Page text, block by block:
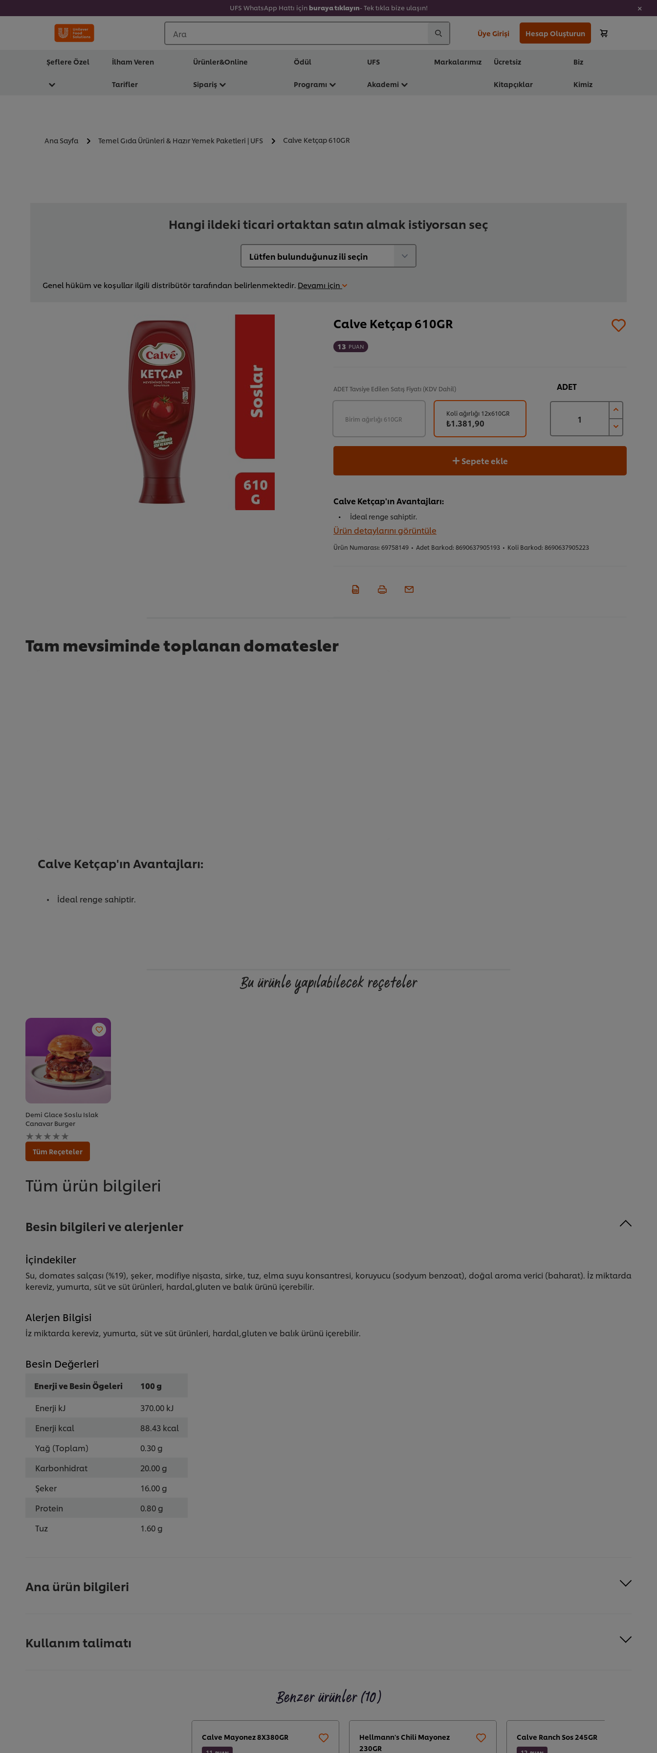
UFS WhatsApp Hattı için buraya tıklayın- Tek tıkla bize ulaşın!
Ara Üye Girişi Hesap Oluşturun
Şeflere Özel İlham Veren
Tarifler
Ürünler&Online
Sipariş
Ödül
Programı
UFS
Akademi
Markalarımız Ücretsiz
Kitapçıklar
Biz
Kimiz
Ana Sayfa Temel Gıda Ürünleri & Hazır Yemek Paketleri | UFS Calve Ketçap 610GR
Hangi ildeki ticari ortaktan satın almak istiyorsan seç
Genel hüküm ve koşullar ilgili distribütör tarafından belirlenmektedir. Devamı için
Calve Ketçap 610GR
13 PUAN
ADETTavsiye Edilen Satış Fiyatı (KDV Dahil) ADET
Birim ağırlığı 610GR
Koli ağırlığı 12x610GR
₺1.381,90
Sepete ekle
Calve Ketçap'ın Avantajları:
İdeal renge sahiptir.
Ürün detaylarını görüntüle
Ürün Numarası: 69758149 • Adet Barkod: 8690637905193 • Koli Barkod: 8690637905223
Tam mevsiminde toplanan domatesler
Calve Ketçap'ın Avantajları:
İdeal renge sahiptir.
Bu ürünle yapılabilecek reçeteler
Demi Glace Soslu Islak
Canavar Burger
Bu
recipe
için
değerlendirme
Tüm Reçeteler
Tüm ürün bilgileri
Besin bilgileri ve alerjenler
İçindekiler
Su, domates salçası (%19), şeker, modifiye nişasta, sirke, tuz, elma suyu konsantresi, koruyucu (sodyum benzoat), doğal aroma verici (baharat). İz miktarda
kereviz, yumurta, süt ve süt ürünleri, hardal,gluten ve balık ürünü içerebilir.
Alerjen Bilgisi
İz miktarda kereviz, yumurta, süt ve süt ürünleri, hardal,gluten ve balık ürünü içerebilir.
Besin Değerleri
Enerji ve Besin Ögeleri
100 g
Enerji kJ
370.00 kJ
Enerji kcal
88.43 kcal
Yağ (Toplam)
0.30 g
Karbonhidrat
20.00 g
Şeker
16.00 g
Protein
0.80 g
Tuz
1.60 g
Ana ürün bilgileri
Kullanım talimatı
Benzer ürünler (10)
Calve Mayonez 8X380GR
Hellmann's Chili Mayonez
230GR
Calve Ranch Sos 245GR